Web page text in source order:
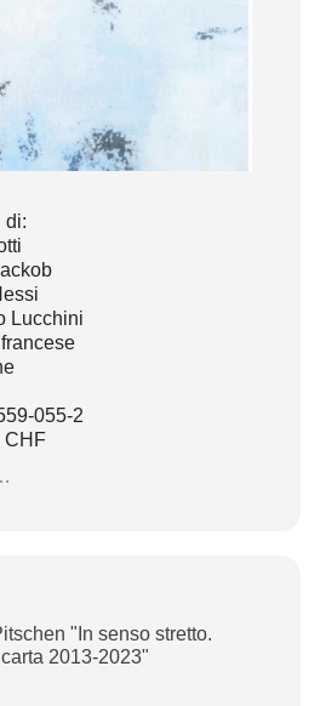
di:
Lucchini
055-2
CHF
"In senso stretto.
2013-2023"